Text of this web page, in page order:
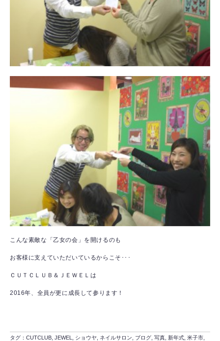
こんな素敵な「乙女の会」を開けるのも
お客様に支えていただいているからこそ･･･
ＣＵＴＣＬＵＢ＆ＪＥＷＥＬは
2016年、全員が更に成長して参ります！
タグ： CUTCLUB JEWEL ショウヤ ネイルサロン ブログ 写真 新年式 米子市